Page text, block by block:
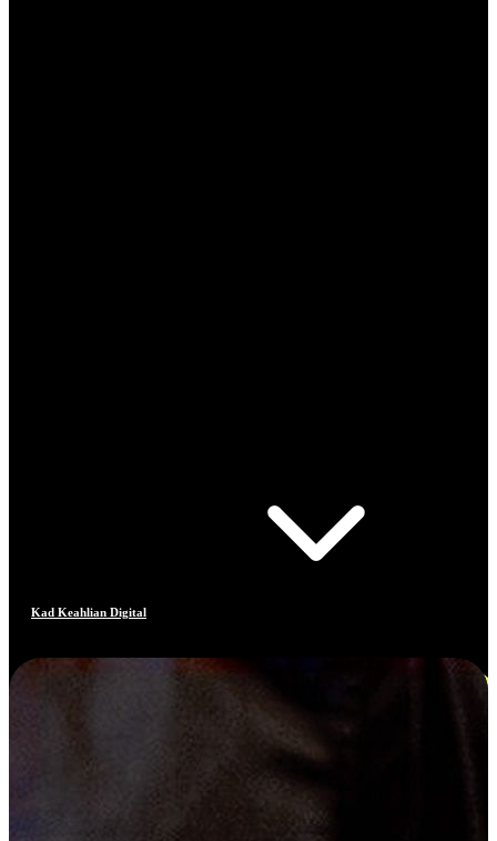
Kad Keahlian Digital